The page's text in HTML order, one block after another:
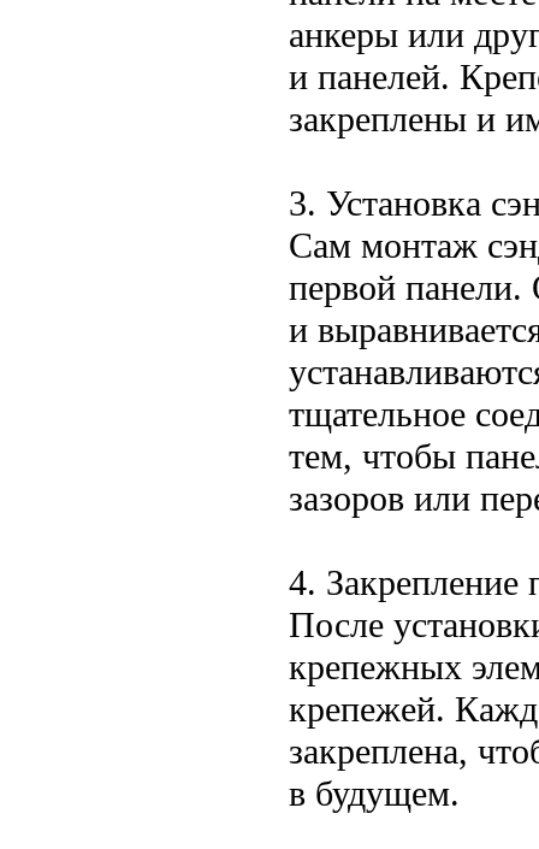
анкеры или
и панелей.
закреплены и
3. Установка
Сам монтаж
первой панели.
и
тщательное
тем, чтобы
зазоров или
4. Закрепление
После
крепежных
крепежей.
закреплена,
в будущем.